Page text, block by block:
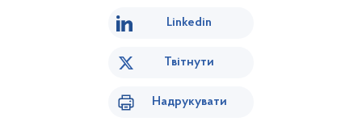
Linkedin
Твітнути
Надрукувати